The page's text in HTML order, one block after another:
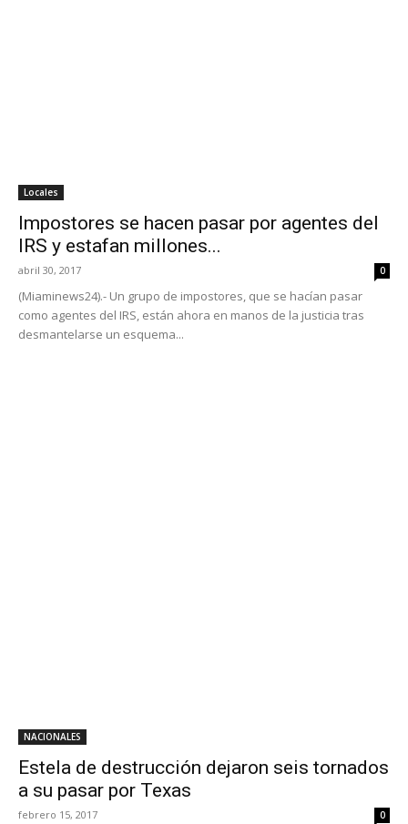
Locales
Impostores se hacen pasar por agentes del
IRS y estafan millones...
abril 30, 2017 0
(Miaminews24).- Un grupo de impostores, que se hacían pasar
como agentes del IRS, están ahora en manos de la justicia tras
desmantelarse un esquema...
NACIONALES
Estela de destrucción dejaron seis tornados
a su pasar por Texas
febrero 15, 2017 0